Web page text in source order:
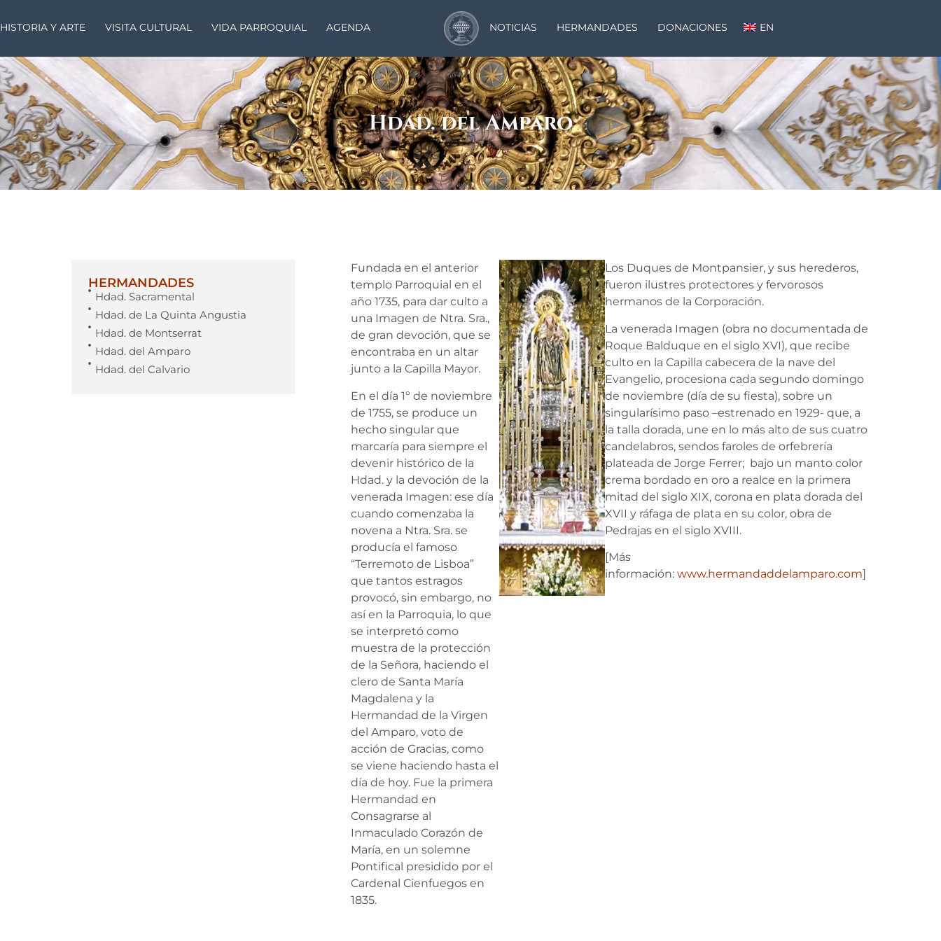
HISTORIA Y ARTE VISITA CULTURAL VIDA PARROQUIAL AGENDA NOTICIAS HERMANDADES DONACIONES EN
Hdad. del Amparo
HERMANDADES
Hdad. Sacramental
Hdad. de La Quinta Angustia
Hdad. de Montserrat
Hdad. del Amparo
Hdad. del Calvario
Fundada en el anterior
templo Parroquial en el
año 1735, para dar culto a
una Imagen de Ntra. Sra.,
de gran devoción, que se
encontraba en un altar
junto a la Capilla Mayor.
En el día 1º de noviembre
de 1755, se produce un
hecho singular que
marcaría para siempre el
devenir histórico de la
Hdad. y la devoción de la
venerada Imagen: ese día
cuando comenzaba la
novena a Ntra. Sra. se
producía el famoso
“Terremoto de Lisboa”
que tantos estragos
provocó, sin embargo, no
así en la Parroquia, lo que
se interpretó como
muestra de la protección
de la Señora, haciendo el
clero de Santa María
Magdalena y la
Hermandad de la Virgen
del Amparo, voto de
acción de Gracias, como
se viene haciendo hasta el
día de hoy. Fue la primera
Hermandad en
Consagrarse al
Inmaculado Corazón de
María, en un solemne
Pontifical presidido por el
Cardenal Cienfuegos en
1835.
Los Duques de Montpansier, y sus herederos,
fueron ilustres protectores y fervorosos
hermanos de la Corporación.
La venerada Imagen (obra no documentada de
Roque Balduque en el siglo XVI), que recibe
culto en la Capilla cabecera de la nave del
Evangelio, procesiona cada segundo domingo
de noviembre (día de su fiesta), sobre un
singularísimo paso –estrenado en 1929- que, a
la talla dorada, une en lo más alto de sus cuatro
candelabros, sendos faroles de orfebrería
plateada de Jorge Ferrer; bajo un manto color
crema bordado en oro a realce en la primera
mitad del siglo XIX, corona en plata dorada del
XVII y ráfaga de plata en su color, obra de
Pedrajas en el siglo XVIII.
[Más
información: www.hermandaddelamparo.com]